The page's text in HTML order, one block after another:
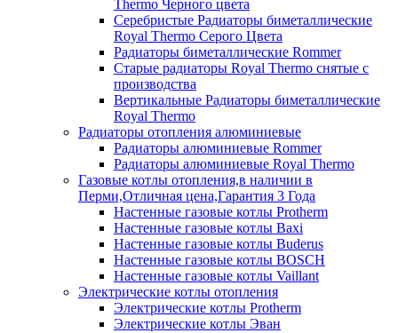
Thermo Черного цвета
Серебристые Радиаторы биметаллические
Royal Thermo Серого Цвета
Радиаторы биметаллические Rommer
Старые радиаторы Royal Thermo снятые с
производства
Вертикальные Радиаторы биметаллические
Royal Thermo
Радиаторы отопления алюминиевые
Радиаторы алюминиевые Rommer
Радиаторы алюминиевые Royal Thermo
Газовые котлы отопления,в наличии в
Перми,Отличная цена,Гарантия 3 Года
Настенные газовые котлы Protherm
Настенные газовые котлы Baxi
Настенные газовые котлы Buderus
Настенные газовые котлы BOSCH
Настенные газовые котлы Vaillant
Электрические котлы отопления
Электрические котлы Protherm
Электрические котлы Эван